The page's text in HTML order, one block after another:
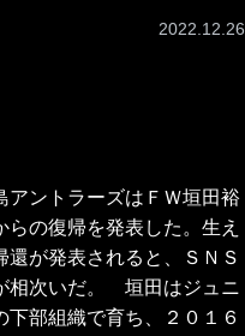
2022.12.26
アントラーズはＦＷ垣田裕
らの復帰を発表した。生え
還が発表されると、ＳＮＳ
相次いだ。 垣田はジュニ
下部組織で育ち、２０１６